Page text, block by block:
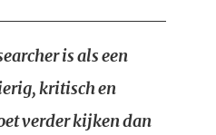
is als een
kritisch en
verder kijken dan